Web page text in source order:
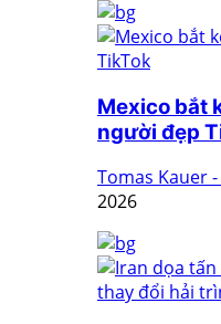
Mexico bắt
người đẹp
Tomas Kauer
2026